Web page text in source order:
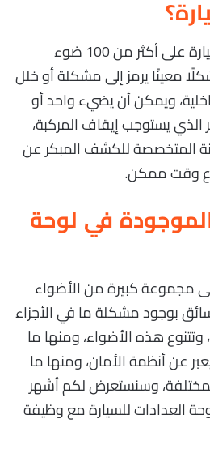
تحتوي لوحة عدادات السيارة على أكثر من 100 ضوء
معينًا يرمز إلى مشكلة أو خلل
ويمكن أن يضيء واحد أو
الذي يستوجب إيقاف المركبة،
المتخصصة للكشف المبكر عن
وقت ممكن.
في لوحة
مجموعة كبيرة من الأضواء
بوجود مشكلة ما في الأجزاء
وتتنوع هذه الأضواء، ومنها ما
عن أنظمة الأمان، ومنها ما
وسنستعرض لكم أشهر
العدادات للسيارة مع وظيفة